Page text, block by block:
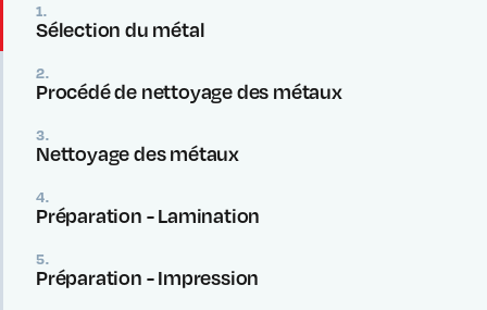
1.
Sélection du métal
2.
Procédé de nettoyage des métaux
3.
Nettoyage des métaux
4.
Préparation - Lamination
5.
Préparation - Impression